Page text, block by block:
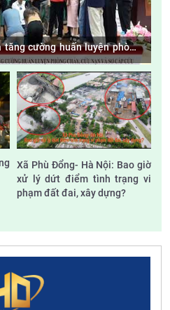
tăng cường huấn luyện phòng
Xã Phù Đổng- Hà Nội: Bao giờ
xử lý dứt điểm tình trạng vi
phạm đất đai, xây dựng?